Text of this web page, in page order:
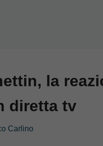
la
diretta tv
Carlino